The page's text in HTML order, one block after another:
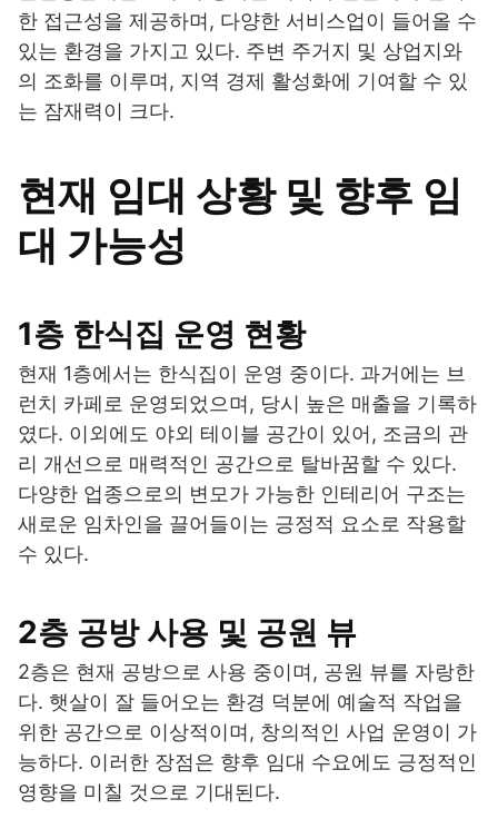
한 접근성을 제공하며, 다양한 서비스업이 들어올 수
있는 환경을 가지고 있다. 주변 주거지 및 상업지와
의 조화를 이루며, 지역 경제 활성화에 기여할 수 있
는 잠재력이 크다.
현재 임대 상황 및 향후 임
대 가능성
1층 한식집 운영 현황
현재 1층에서는 한식집이 운영 중이다. 과거에는 브
런치 카페로 운영되었으며, 당시 높은 매출을 기록하
였다. 이외에도 야외 테이블 공간이 있어, 조금의 관
리 개선으로 매력적인 공간으로 탈바꿈할 수 있다.
다양한 업종으로의 변모가 가능한 인테리어 구조는
새로운 임차인을 끌어들이는 긍정적 요소로 작용할
수 있다.
2층 공방 사용 및 공원 뷰
2층은 현재 공방으로 사용 중이며, 공원 뷰를 자랑한
다. 햇살이 잘 들어오는 환경 덕분에 예술적 작업을
위한 공간으로 이상적이며, 창의적인 사업 운영이 가
능하다. 이러한 장점은 향후 임대 수요에도 긍정적인
영향을 미칠 것으로 기대된다.